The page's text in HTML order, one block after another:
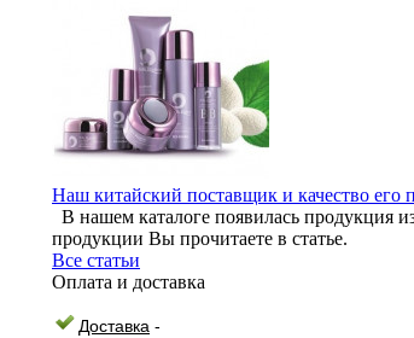
Наш китайский поставщик и качество его
В нашем каталоге появилась продукция
продукции Вы прочитаете в статье.
Все статьи
Оплата и доставка
Доставка -